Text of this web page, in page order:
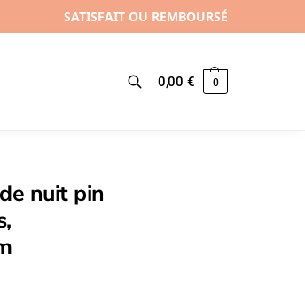
SATISFAIT OU REMBOURSÉ
0,00€ 0
nuit pin